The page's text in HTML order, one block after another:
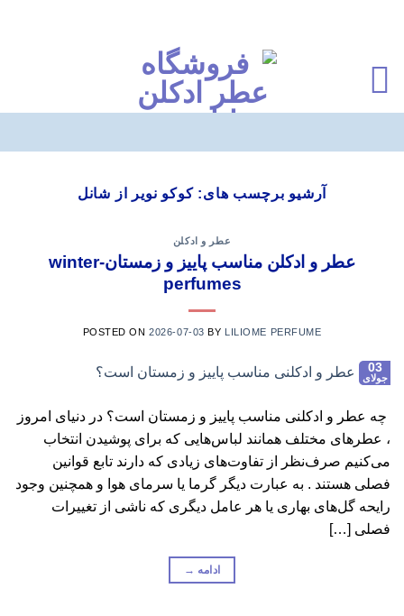
آرشیو برچسب های:کوکو نویر از شانل
عطر و ادکلن
عطر و ادکلن مناسب پاییز و زمستان-winter
perfumes
POSTED ON2026-07-03 BY LILIOME PERFUME
03
جولای
چه عطر و ادکلنی مناسب پاییز و زمستان است؟ در دنیای امروز
، عطرهای مختلف همانند لباس‌هایی که برای پوشیدن انتخاب
می‌کنیم صرف‌نظر از تفاوت‌های زیادی که دارند تابع قوانین
فصلی هستند . به عبارت دیگر گرما یا سرمای هوا و همچنین وجود
رایحه گل‌های بهاری یا هر عامل دیگری که ناشی از تغییرات
فصلی […]
ادامه →